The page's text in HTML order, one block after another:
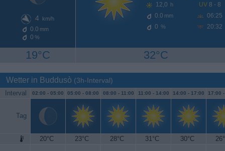
4 km/h
0.0 mm
0 %
19°C
12,0 h
0.0 mm
0 %
UV 8 - 8
06:25
20:32
32°C
Wetter in Buddusò (3h-Interval)
Interval 02:00 - 05:00 05:00 - 08:00 08:00 - 11:00 11:00 - 14:00 14:00 - 17:00 17:00
Tag
20°C 23°C 28°C 31°C 30°C
35°C